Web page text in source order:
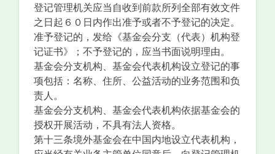
登记管理机关应当自收到前款所列全部有效文件
之日起６０日内作出准予或者不予登记的决定。
准予登记的，发给《基金会分支（代表）机构登
记证书》；不予登记的，应当书面说明理由。
基金会分支机构、基金会代表机构设立登记的事
项包括：名称、住所、公益活动的业务范围和负
责人。
基金会分支机构、基金会代表机构依据基金会的
授权开展活动，不具有法人资格。
第十三条境外基金会在中国内地设立代表机构，